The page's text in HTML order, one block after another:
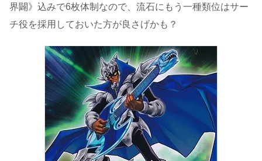
界闢》込みで6枚体制なので、流石にもう一種類位はサー
チ役を採用しておいた方が良さげかも？